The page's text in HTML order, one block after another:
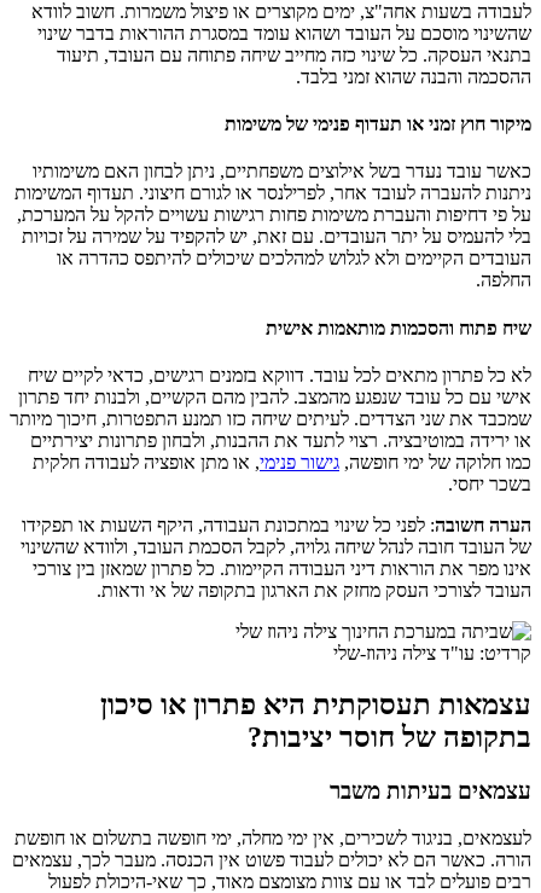
לעבודה בשעות אחה"צ, ימים מקוצרים או פיצול משמרות. חשוב לוודא
שהשינוי מוסכם על העובד ושהוא עומד במסגרת ההוראות בדבר שינוי
בתנאי העסקה. כל שינוי כזה מחייב שיחה פתוחה עם העובד, תיעוד
ההסכמה והבנה שהוא זמני בלבד.
מיקור חוץ זמני או תעדוף פנימי של משימות
כאשר עובד נעדר בשל אילוצים משפחתיים, ניתן לבחון האם משימותיו
ניתנות להעברה לעובד אחר, לפרילנסר או לגורם חיצוני. תעדוף המשימות
על פי דחיפות והעברת משימות פחות רגישות עשויים להקל על המערכת,
בלי להעמיס על יתר העובדים. עם זאת, יש להקפיד על שמירה על זכויות
העובדים הקיימים ולא לגלוש למהלכים שיכולים להיתפס כהדרה או
החלפה.
שיח פתוח והסכמות מותאמות אישית
לא כל פתרון מתאים לכל עובד. דווקא בזמנים רגישים, כדאי לקיים שיח
אישי עם כל עובד שנפגע מהמצב. להבין מהם הקשיים, ולבנות יחד פתרון
שמכבד את שני הצדדים. לעיתים שיחה כזו תמנע התפטרות, חיכוך מיותר
או ירידה במוטיבציה. רצוי לתעד את ההבנות, ולבחון פתרונות יצירתיים
כמו חלוקה של ימי חופשה, גישור פנימי, או מתן אופציה לעבודה חלקית
בשכר יחסי.
הערה חשובה: לפני כל שינוי במתכונת העבודה, היקף השעות או תפקידו
של העובד חובה לנהל שיחה גלויה, לקבל הסכמת העובד, ולוודא שהשינוי
אינו מפר את הוראות דיני העבודה הקיימות. כל פתרון שמאזן בין צורכי
העובד לצורכי העסק מחזק את הארגון בתקופה של אי ודאות.
קרדיט: עו"ד צילה ניהוז-שלי
עצמאות תעסוקתית היא פתרון או סיכון
בתקופה של חוסר יציבות?
עצמאים בעיתות משבר
לעצמאים, בניגוד לשכירים, אין ימי מחלה, ימי חופשה בתשלום או חופשת
הורה. כאשר הם לא יכולים לעבוד פשוט אין הכנסה. מעבר לכך, עצמאים
רבים פועלים לבד או עם צוות מצומצם מאוד, כך שאי-היכולת לפעול